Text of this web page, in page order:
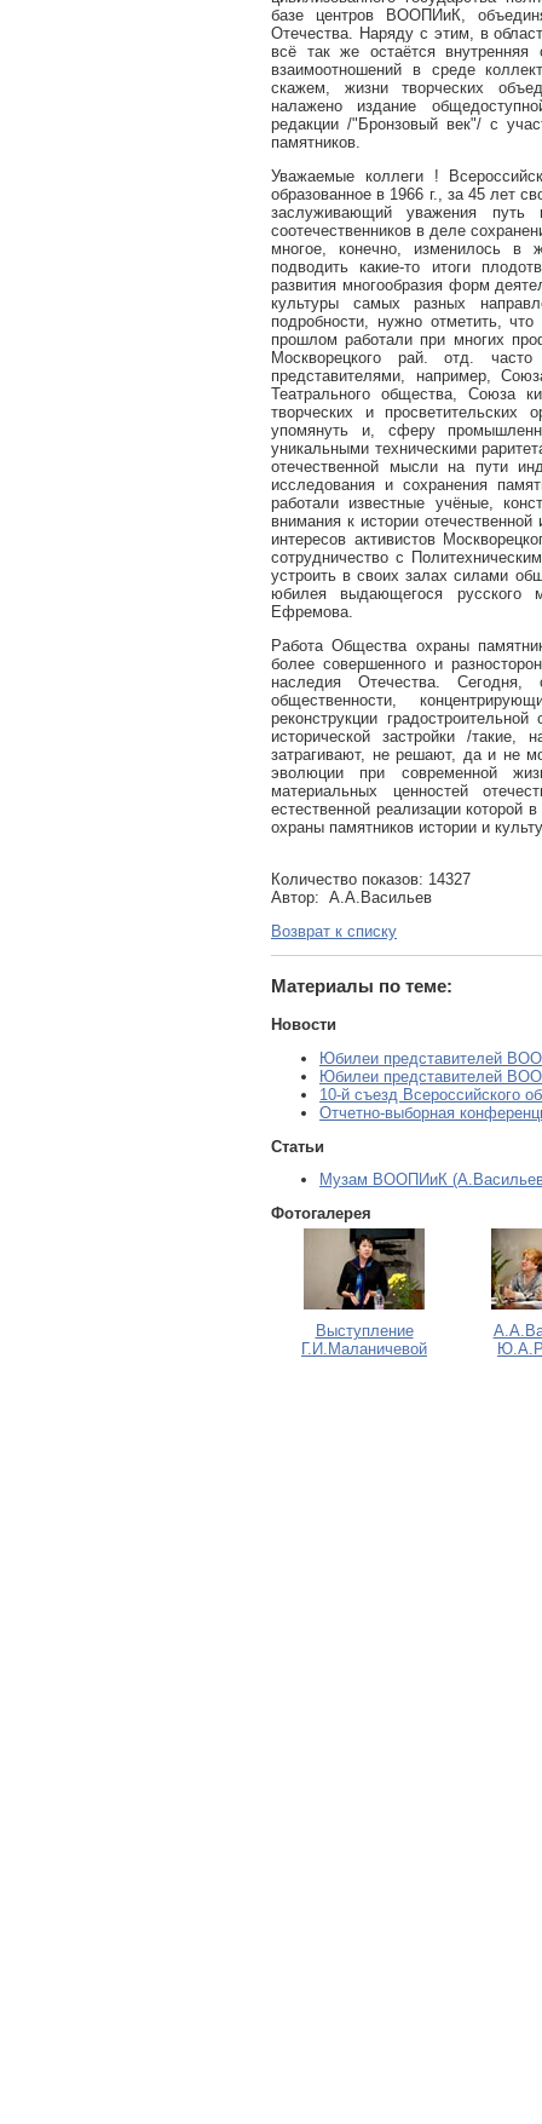
базе центров ВООПИиК,
Отечества. Наряду с этим, в
всё так же остаётся внутренняя
взаимоотношений в среде
скажем, жизни творческих
налажено издание
редакции /"Бронзовый век"/ с
памятников.
Уважаемые коллеги !
образованное в 1966 г., за 45 лет
заслуживающий уважения
соотечественников в деле
многое, конечно, изменилось в
подводить какие-то итоги
развития многообразия форм
культуры самых разных
подробности, нужно отметить,
прошлом работали при многих
Москворецкого рай. отд.
представителями, например,
Театрального общества, Союза
творческих и
упомянуть и, сферу
уникальными техническими
отечественной мысли на пути
исследования и сохранения
работали известные учёные,
внимания к истории
интересов активистов
сотрудничество с
устроить в своих залах силами
юбилея выдающегося русского
Ефремова.
Работа Общества охраны
более совершенного и
наследия Отечества. Сегодня,
общественности,
реконструкции
исторической застройки /
затрагивают, не решают, да и не
эволюции при современной
материальных ценностей
естественной реализации
охраны памятников истории и
Количество показов: 14327
Автор: А.А.Васильев
Возврат к списку
Материалы по теме:
Новости
Юбилеи представителей
Юбилеи представителей
10-й съезд Всероссийского
Отчетно-выборная
Статьи
Музам ВООПИиК
Фотогалерея
Выступление
Г.И.Маланичевой